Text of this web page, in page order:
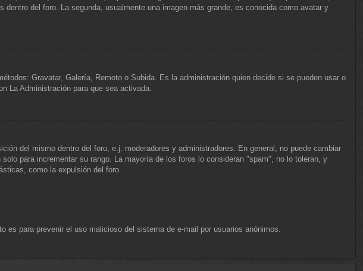
del foro. La segunda, usualmente una imagen más grande, es conocida como avatar y
Gravatar, Galería, Remoto o Subida. Es la administración quien decide si se pueden usar o
La Administración para que sea activada.
del mismo dentro del foro, e.j. moderadores y administradores. En general, no puede cambiar
para incrementar su rango. La mayoría de los foros lo consideran "spam", no lo toleran, y
como la expulsión del foro.
para prevenir el uso malicioso del sistema de e-mail por usuarios anónimos.